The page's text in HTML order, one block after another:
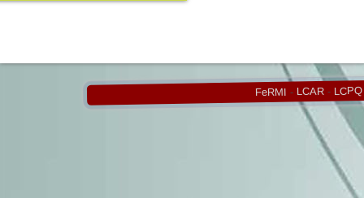
FeRMI - LCAR- LCPQ